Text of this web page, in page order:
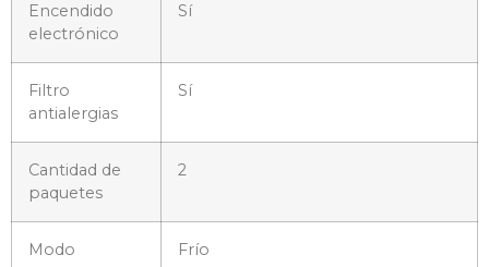
Encendido
electrónico
Sí
Filtro
antialergias
Sí
Cantidad de
paquetes
2
Modo Frío